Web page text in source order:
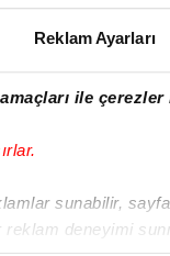
Reklam Ayarları
ile çerezler
sunabilir,
reklam deneyimi